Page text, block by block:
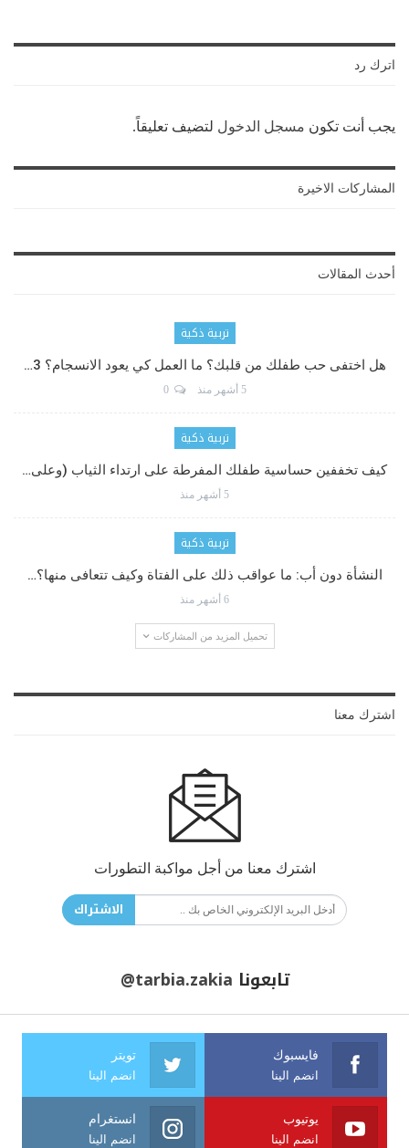
اترك رد
يجب أنت تكون مسجل الدخول لتضيف تعليقاً.
المشاركات الاخيرة
أحدث المقالات
تربية ذكية
هل اختفى حب طفلك من قلبك؟ ما العمل كي يعود الانسجام؟ 3…
5 أشهر منذ 0
تربية ذكية
كيف تخففين حساسية طفلك المفرطة على ارتداء الثياب (وعلى…
5 أشهر منذ
تربية ذكية
النشأة دون أب: ما عواقب ذلك على الفتاة وكيف تتعافى منها؟…
6 أشهر منذ
تحميل المزيد من المشاركات
اشترك معنا
اشترك معنا من أجل مواكبة التطورات
الاشتراك
تابعونا @tarbia.zakia
فايسبوك
انضم الينا
تويتر
انضم الينا
يوتيوب
انضم الينا
انستغرام
انضم الينا